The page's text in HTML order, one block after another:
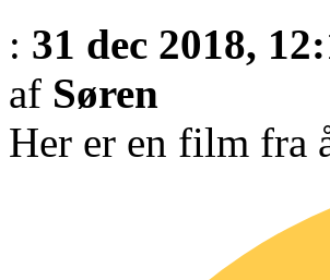
: 31 dec 2018,
af Søren
Her er en film fra